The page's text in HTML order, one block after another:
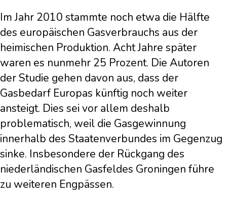
Im Jahr 2010 stammte noch etwa die Hälfte
des europäischen Gasverbrauchs aus der
heimischen Produktion. Acht Jahre später
waren es nunmehr 25 Prozent. Die Autoren
der Studie gehen davon aus, dass der
Gasbedarf Europas künftig noch weiter
ansteigt. Dies sei vor allem deshalb
problematisch, weil die Gasgewinnung
innerhalb des Staatenverbundes im Gegenzug
sinke. Insbesondere der Rückgang des
niederländischen Gasfeldes Groningen führe
zu weiteren Engpässen.